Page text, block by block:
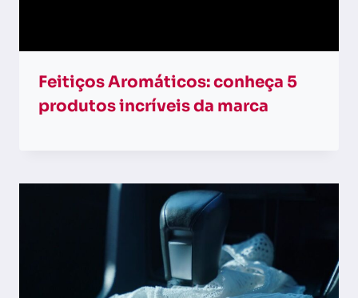
Feitiços Aromáticos: conheça 5
produtos incríveis da marca